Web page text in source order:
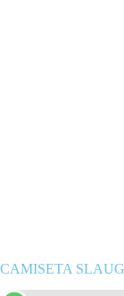
CAMISETA